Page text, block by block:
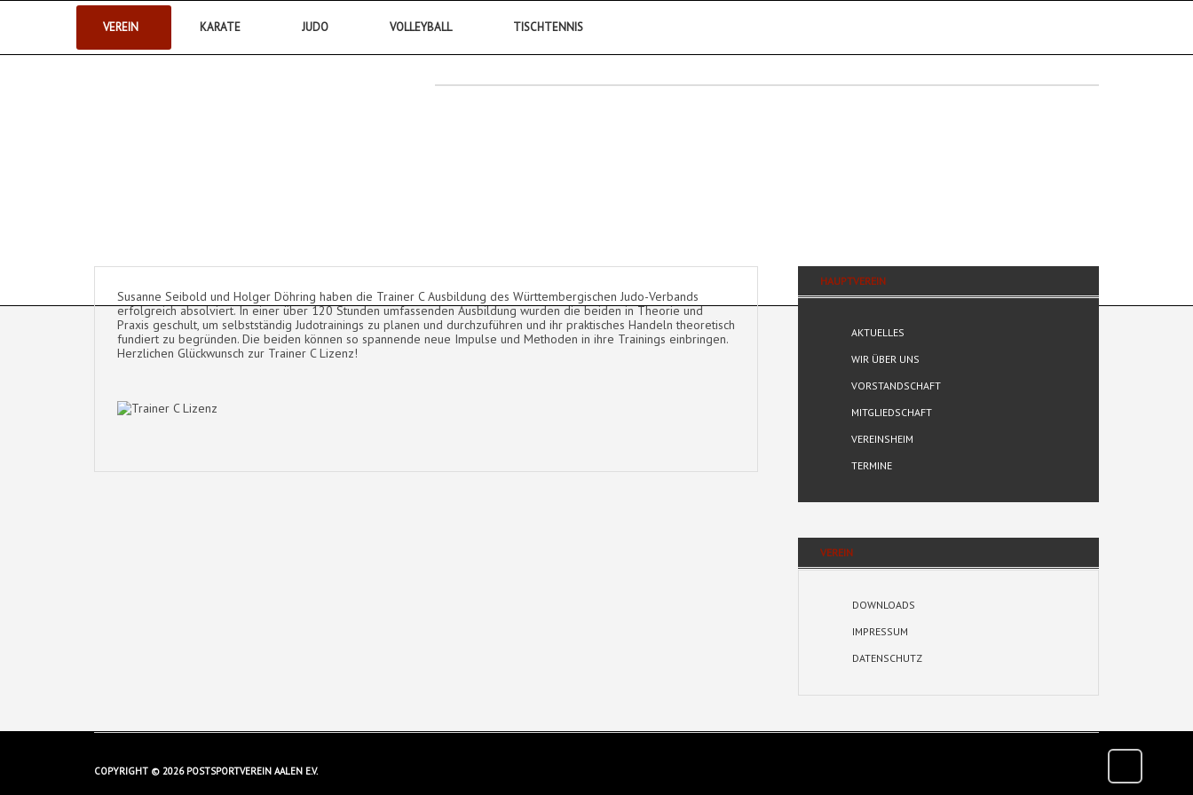
VEREIN KARATE JUDO VOLLEYBALL TISCHTENNIS
Susanne Seibold und Holger Döhring haben die Trainer C Ausbildung des Württembergischen Judo-Verbands
erfolgreich absolviert. In einer über 120 Stunden umfassenden Ausbildung wurden die beiden in Theorie und
Praxis geschult, um selbstständig Judotrainings zu planen und durchzuführen und ihr praktisches Handeln theoretisch
fundiert zu begründen. Die beiden können so spannende neue Impulse und Methoden in ihre Trainings einbringen.
Herzlichen Glückwunsch zur Trainer C Lizenz!
HAUPTVEREIN
AKTUELLES
WIR ÜBER UNS
VORSTANDSCHAFT
MITGLIEDSCHAFT
VEREINSHEIM
TERMINE
VEREIN
DOWNLOADS
IMPRESSUM
DATENSCHUTZ
COPYRIGHT © 2026 POSTSPORTVEREIN AALEN E.V.